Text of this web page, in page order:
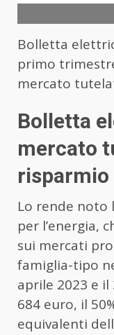
Bolletta
primo
mercato
Bolletta
mercato
risparmio
Lo rende noto
per l’energia,
sui mercati
famiglia-tipo
aprile 2023 e il
684 euro, il
equivalenti